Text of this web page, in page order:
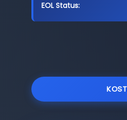
EOL Status: